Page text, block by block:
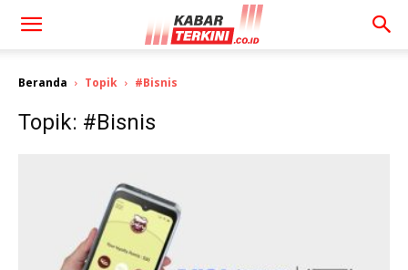
Beranda Topik #Bisnis
Topik: #Bisnis